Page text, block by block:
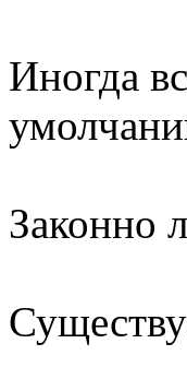
Иногда
Законно